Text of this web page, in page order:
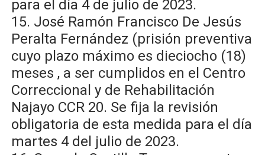
para el día 4 de julio de 2023.
15. José Ramón Francisco De Jesús
Peralta Fernández (prisión preventiva
cuyo plazo máximo es dieciocho (18)
meses , a ser cumplidos en el Centro
Correccional y de Rehabilitación
Najayo CCR 20. Se fija la revisión
obligatoria de esta medida para el día
martes 4 del julio de 2023.